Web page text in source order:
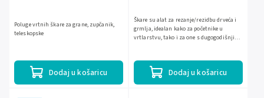
Dodaj u košaricu
Poluge vrtnih škare za grane, zupčanik,
teleskopske
Dodaj u košaricu
Škare su alat za rezanje/rezidbu drveća i
grmlja, idealan kako za početnike u
vrtlarstvu, tako i za one s dugogodišnjim